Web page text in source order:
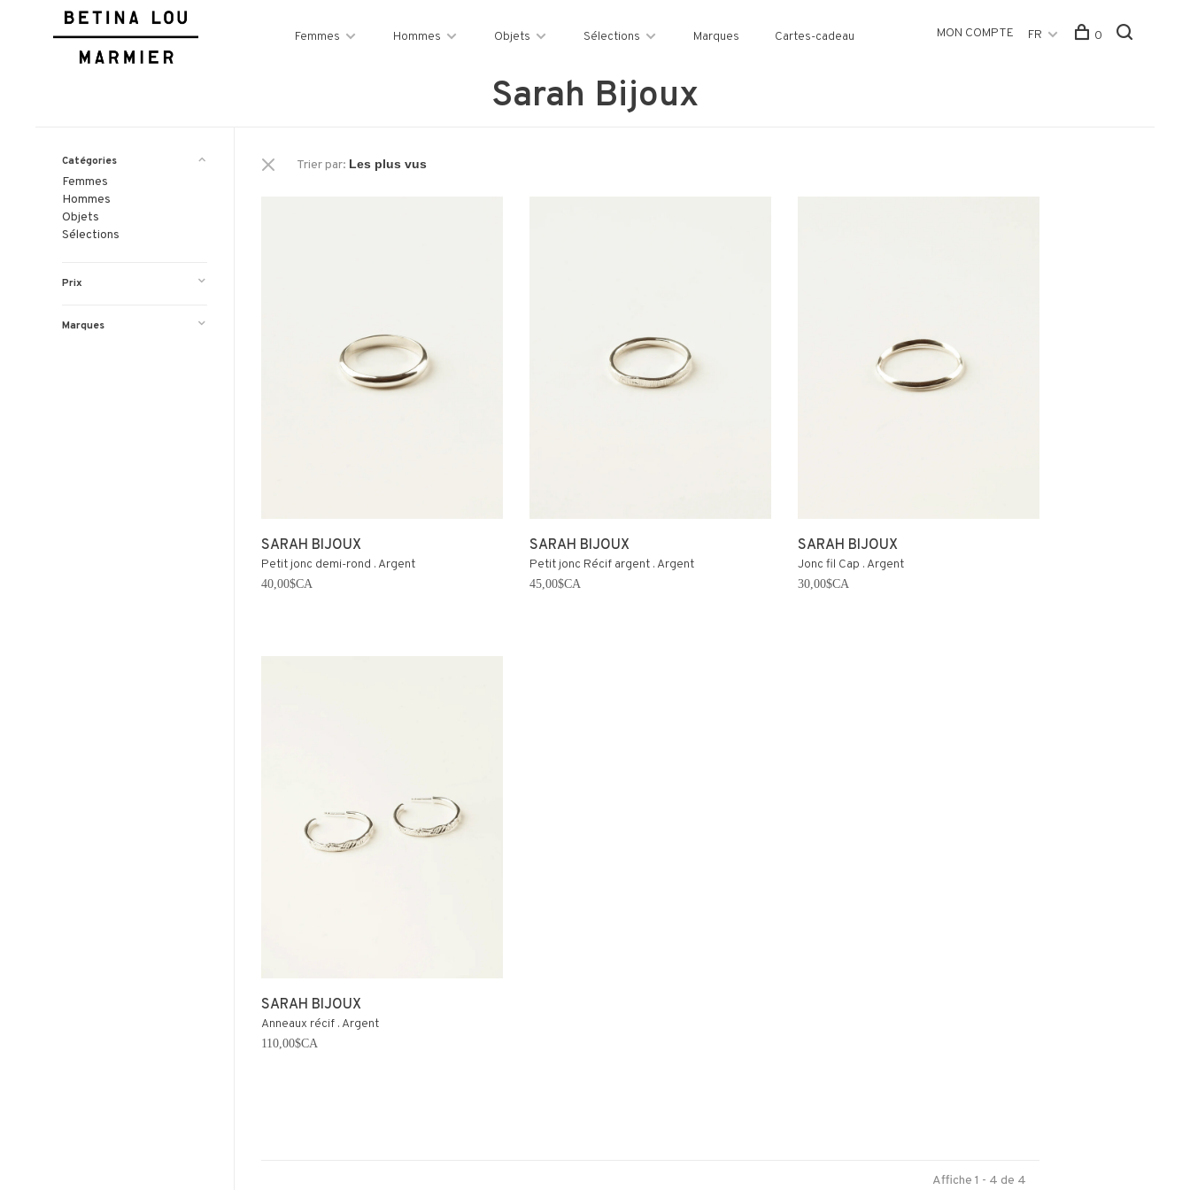
Femmes Hommes Objets Sélections Marques Cartes-cadeau MON COMPTE FR 0
Sarah Bijoux
Catégories
Femmes
Hommes
Objets
Sélections
Prix
Marques
Trier par:
SARAH BIJOUX
Petit jonc demi-rond . Argent
40,00$CA
SARAH BIJOUX
Petit jonc Récif argent . Argent
45,00$CA
SARAH BIJOUX
Jonc fil Cap . Argent
30,00$CA
SARAH BIJOUX
Anneaux récif . Argent
110,00$CA
Affiche 1 - 4 de 4